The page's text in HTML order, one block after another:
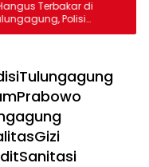
Terbakar di
Polisi
Bahan Bakar